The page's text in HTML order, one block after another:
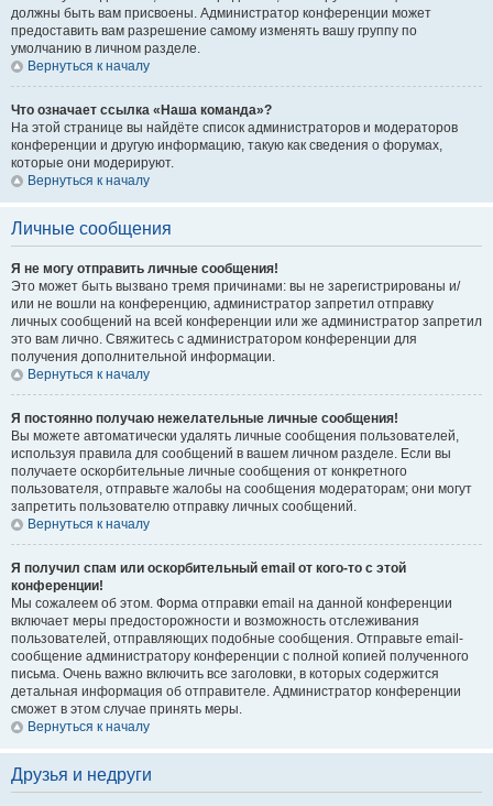
должны быть вам присвоены. Администратор конференции может
предоставить вам разрешение самому изменять вашу группу по
умолчанию в личном разделе.
Вернуться к началу
Что означает ссылка «Наша команда»?
На этой странице вы найдёте список администраторов и модераторов
конференции и другую информацию, такую как сведения о форумах,
которые они модерируют.
Вернуться к началу
Личные сообщения
Я не могу отправить личные сообщения!
Это может быть вызвано тремя причинами: вы не зарегистрированы и/
или не вошли на конференцию, администратор запретил отправку
личных сообщений на всей конференции или же администратор запретил
это вам лично. Свяжитесь с администратором конференции для
получения дополнительной информации.
Вернуться к началу
Я постоянно получаю нежелательные личные сообщения!
Вы можете автоматически удалять личные сообщения пользователей,
используя правила для сообщений в вашем личном разделе. Если вы
получаете оскорбительные личные сообщения от конкретного
пользователя, отправьте жалобы на сообщения модераторам; они могут
запретить пользователю отправку личных сообщений.
Вернуться к началу
Я получил спам или оскорбительный email от кого-то с этой
конференции!
Мы сожалеем об этом. Форма отправки email на данной конференции
включает меры предосторожности и возможность отслеживания
пользователей, отправляющих подобные сообщения. Отправьте email-
сообщение администратору конференции с полной копией полученного
письма. Очень важно включить все заголовки, в которых содержится
детальная информация об отправителе. Администратор конференции
сможет в этом случае принять меры.
Вернуться к началу
Друзья и недруги